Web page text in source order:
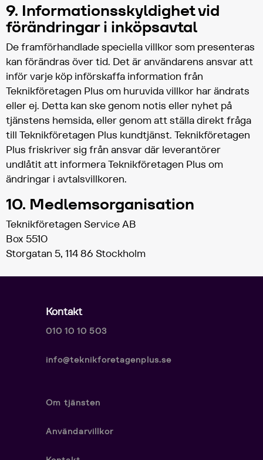
9. Informationsskyldighet vid
förändringar i inköpsavtal
De framförhandlade speciella villkor som presenteras
kan förändras över tid. Det är användarens ansvar att
inför varje köp införskaffa information från
Teknikföretagen Plus om huruvida villkor har ändrats
eller ej. Detta kan ske genom notis eller nyhet på
tjänstens hemsida, eller genom att ställa direkt fråga
till Teknikföretagen Plus kundtjänst. Teknikföretagen
Plus friskriver sig från ansvar där leverantörer
undlåtit att informera Teknikföretagen Plus om
ändringar i avtalsvillkoren.
10. Medlemsorganisation
Teknikföretagen Service AB
Box 5510
Storgatan 5, 114 86 Stockholm
Kontakt
010 10 10 503
info@teknikforetagenplus.se
Om tjänsten
Användarvillkor